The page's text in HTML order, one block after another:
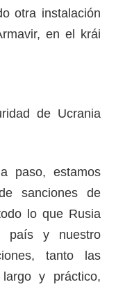
otra instalación
en el krái
de Ucrania
paso, estamos
sanciones de
lo que Rusia
país y nuestro
tanto las
y práctico,